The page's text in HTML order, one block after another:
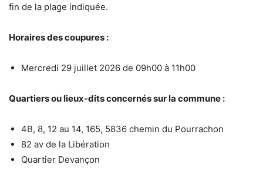
fin de la plage indiquée.
Horaires des coupures :
Mercredi 29 juillet 2026 de 09h00 à 11h00
Quartiers ou lieux-dits concernés sur la commune :
4B, 8, 12 au 14, 165, 5836 chemin du Pourrachon
82 av de la Libération
Quartier Devançon